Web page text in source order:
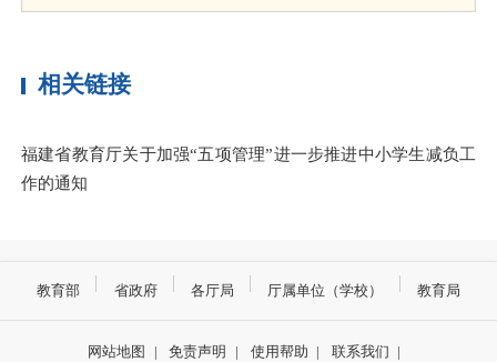
相关链接
福建省教育厅关于加强“五项管理”进一步推进中小学生减负工
作的通知
教育部 省政府 各厅局 厅属单位（学校） 教育局
网站地图 | 免责声明 | 使用帮助 | 联系我们 |